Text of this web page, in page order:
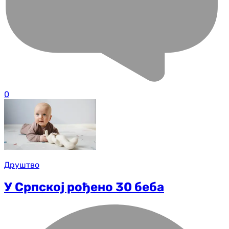
0
Друштво
У Српској рођено 30 беба